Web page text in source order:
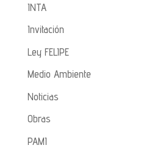
INTA
Invitación
Ley FELIPE
Medio Ambiente
Noticias
Obras
PAMI